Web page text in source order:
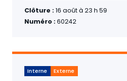
Clôture :16 août à 23 h 59
Numéro :60242
Interne Externe